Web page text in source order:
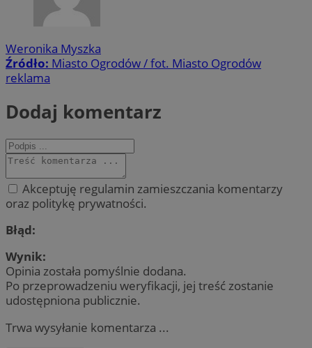
Weronika Myszka
Źródło: Miasto Ogrodów / fot. Miasto Ogrodów
reklama
Dodaj komentarz
Akceptuję regulamin zamieszczania komentarzy
oraz politykę prywatności.
Błąd:
Wynik:
Opinia została pomyślnie dodana.
Po przeprowadzeniu weryfikacji, jej treść zostanie
udostępniona publicznie.
Trwa wysyłanie komentarza ...